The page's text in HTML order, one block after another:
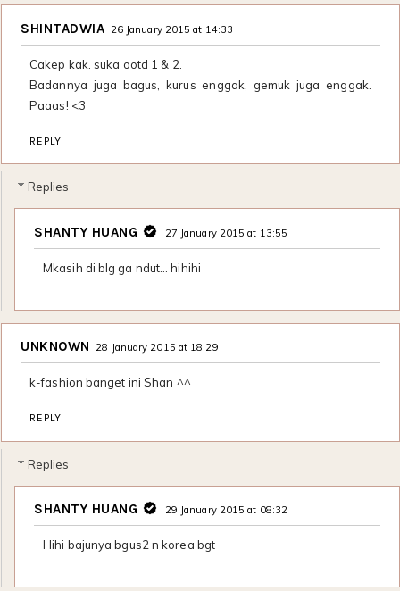
SHINTADWIA 26 January 2015 at 14:33
Cakep kak. suka ootd 1 & 2.
Badannya juga bagus, kurus enggak, gemuk juga enggak.
Paaas! <3
REPLY
Replies
SHANTY HUANG 27 January 2015 at 13:55
Mkasih di blg ga ndut… hihihi
UNKNOWN 28 January 2015 at 18:29
k-fashion banget ini Shan ^^
REPLY
Replies
SHANTY HUANG 29 January 2015 at 08:32
Hihi bajunya bgus2 n korea bgt